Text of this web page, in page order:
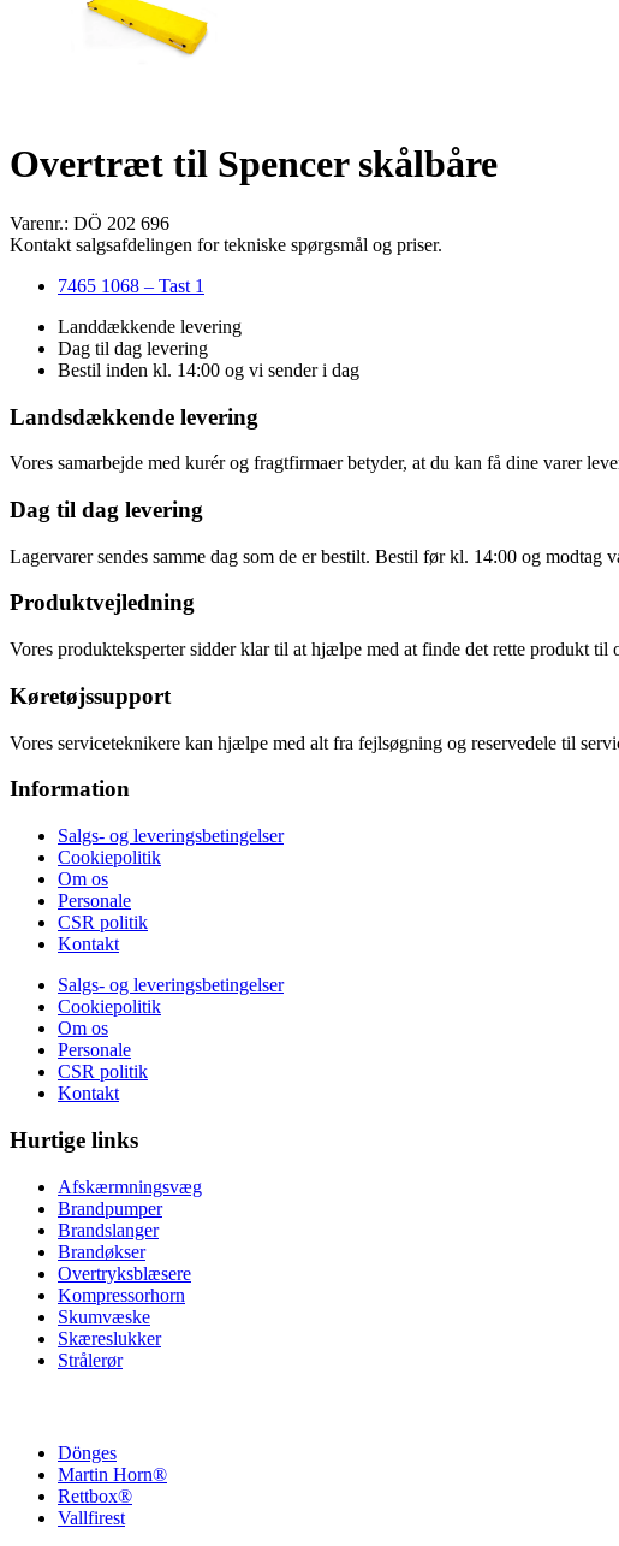
Overtræt til Spencer skålbåre
Varenr.: DÖ 202 696
Kontakt salgsafdelingen for tekniske spørgsmål og priser.
7465 1068 – Tast 1
Landdækkende levering
Dag til dag levering
Bestil inden kl. 14:00 og vi sender i dag
Landsdækkende levering
Vores samarbejde med kurér og fragtfirmaer betyder, at du kan få dine varer
Dag til dag levering
Lagervarer sendes samme dag som de er bestilt. Bestil før kl. 14:00 og modtag
Produktvejledning
Vores produkteksperter sidder klar til at hjælpe med at finde det rette produkt til
Køretøjssupport
Vores serviceteknikere kan hjælpe med alt fra fejlsøgning og reservedele til
Information
Salgs- og leveringsbetingelser
Cookiepolitik
Om os
Personale
CSR politik
Kontakt
Salgs- og leveringsbetingelser
Cookiepolitik
Om os
Personale
CSR politik
Kontakt
Hurtige links
Afskærmningsvæg
Brandpumper
Brandslanger
Brandøkser
Overtryksblæsere
Kompressorhorn
Skumvæske
Skæreslukker
Strålerør
Dönges
Martin Horn®
Rettbox®
Vallfirest